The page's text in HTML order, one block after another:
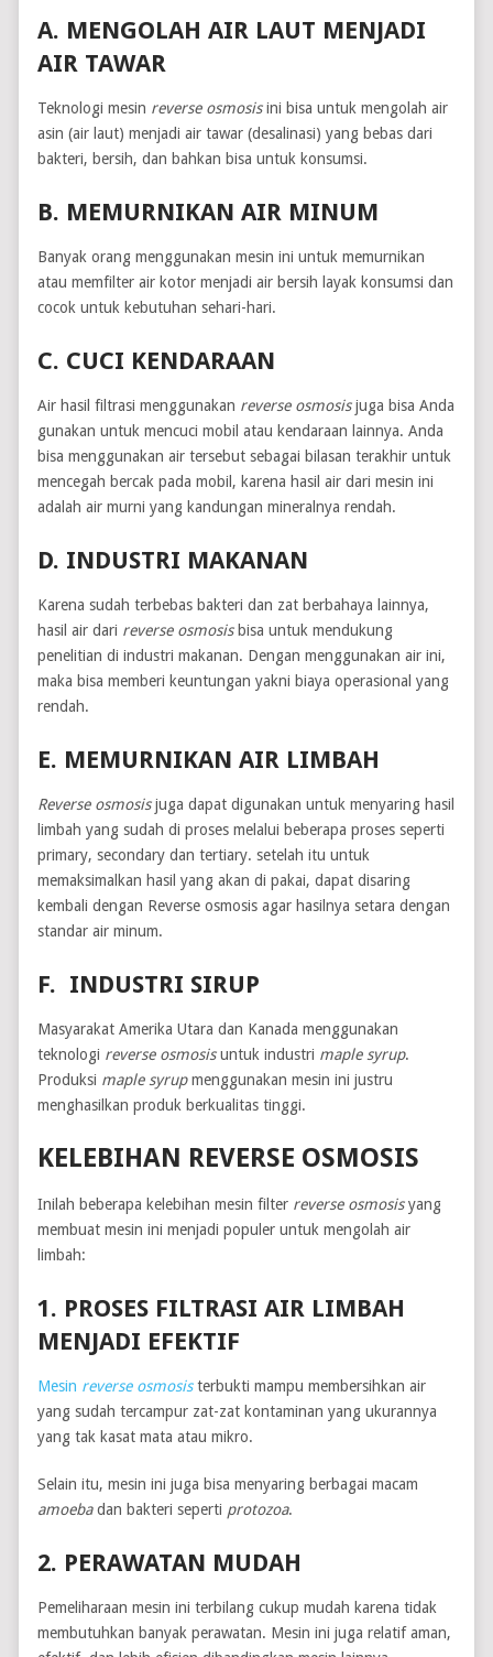
A. MENGOLAH AIR LAUT MENJADI
AIR TAWAR
Teknologi mesin reverse osmosisini bisa untuk mengolah air
asin (air laut) menjadi air tawar (desalinasi) yang bebas dari
bakteri, bersih, dan bahkan bisa untuk konsumsi.
B. MEMURNIKAN AIR MINUM
Banyak orang menggunakan mesin ini untuk memurnikan
atau memfilter air kotor menjadi air bersih layak konsumsi dan
cocok untuk kebutuhan sehari-hari.
C. CUCI KENDARAAN
Air hasil filtrasi menggunakan reverse osmosisjuga bisa Anda
gunakan untuk mencuci mobil atau kendaraan lainnya. Anda
bisa menggunakan air tersebut sebagai bilasan terakhir untuk
mencegah bercak pada mobil, karena hasil air dari mesin ini
adalah air murni yang kandungan mineralnya rendah.
D. INDUSTRI MAKANAN
Karena sudah terbebas bakteri dan zat berbahaya lainnya,
hasil air dari reverse osmosisbisa untuk mendukung
penelitian di industri makanan. Dengan menggunakan air ini,
maka bisa memberi keuntungan yakni biaya operasional yang
rendah.
E. MEMURNIKAN AIR LIMBAH
Reverse osmosisjuga dapat digunakan untuk menyaring hasil
limbah yang sudah di proses melalui beberapa proses seperti
primary, secondary dan tertiary. setelah itu untuk
memaksimalkan hasil yang akan di pakai, dapat disaring
kembali dengan Reverse osmosis agar hasilnya setara dengan
standar air minum.
F. INDUSTRI SIRUP
Masyarakat Amerika Utara dan Kanada menggunakan
teknologi reverse osmosisuntuk industri maple syrup.
Produksi maple syrupmenggunakan mesin ini justru
menghasilkan produk berkualitas tinggi.
KELEBIHAN REVERSE OSMOSIS
Inilah beberapa kelebihan mesin filter reverse osmosisyang
membuat mesin ini menjadi populer untuk mengolah air
limbah:
1. PROSES FILTRASI AIR LIMBAH
MENJADI EFEKTIF
Mesin reverse osmosisterbukti mampu membersihkan air
yang sudah tercampur zat-zat kontaminan yang ukurannya
yang tak kasat mata atau mikro.
Selain itu, mesin ini juga bisa menyaring berbagai macam
amoebadan bakteri seperti protozoa.
2. PERAWATAN MUDAH
Pemeliharaan mesin ini terbilang cukup mudah karena tidak
membutuhkan banyak perawatan. Mesin ini juga relatif aman,